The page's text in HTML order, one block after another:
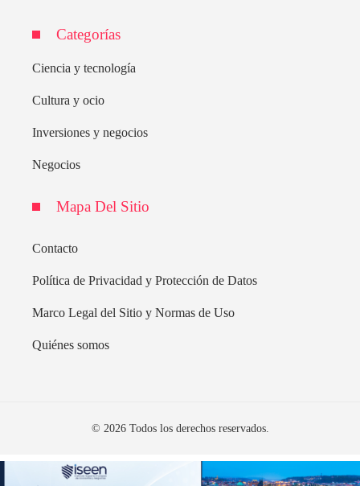
Categorías
Ciencia y tecnología
Cultura y ocio
Inversiones y negocios
Negocios
Mapa Del Sitio
Contacto
Política de Privacidad y Protección de Datos
Marco Legal del Sitio y Normas de Uso
Quiénes somos
© 2026 Todos los derechos reservados.